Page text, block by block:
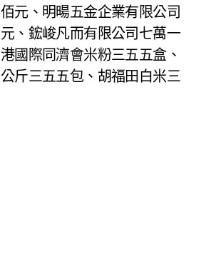
元、明暘五金企業有限公司
、鋐峻凡而有限公司七萬一
國際同濟會米粉三五五盒、
斤三五五包、胡福田白米三